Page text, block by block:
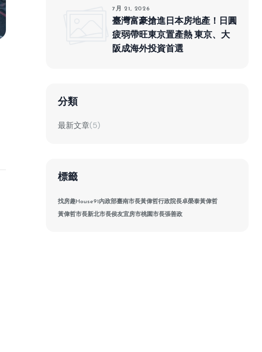
7月 21, 2026
臺灣富豪搶進日本房地產！日圓
疲弱帶旺東京置產熱 東京、大
阪成海外投資首選
分類
最新文章(5)
標籤
找房趣House91內政部臺南市長黃偉哲行政院長卓榮泰黃偉哲
黃偉哲市長新北市長侯友宜房市桃園市長張善政